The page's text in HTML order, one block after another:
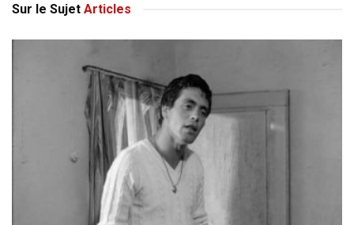
Sur le Sujet Articles